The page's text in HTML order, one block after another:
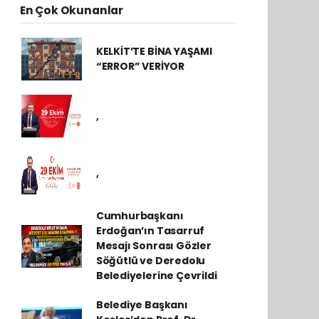
En Çok Okunanlar
KELKİT’TE BİNA YAŞAMI
“ERROR” VERİYOR
,
,
Cumhurbaşkanı
Erdoğan’ın Tasarruf
Mesajı Sonrası Gözler
Söğütlü ve Deredolu
Belediyelerine Çevrildi
Belediye Başkanı